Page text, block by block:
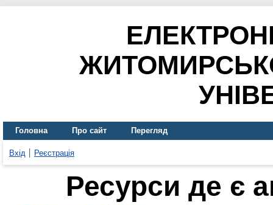
Головна Про сайт Перегляд
Вхід Реєстрація
Ресурси де є